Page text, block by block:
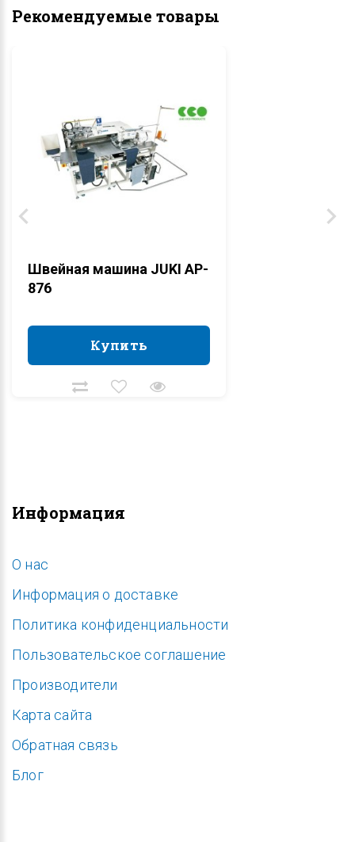
Рекомендуемые товары
Швейная машина JUKI AP-
876
Купить
Купить
Информация
O нас
Информация о доставке
Политика конфиденциальности
Пользовательское соглашение
Производители
Карта сайта
Обратная связь
Блог